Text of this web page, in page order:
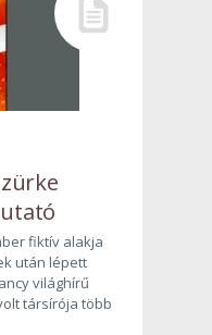
fiktív alakja
után lépett
világhírű
társírója több